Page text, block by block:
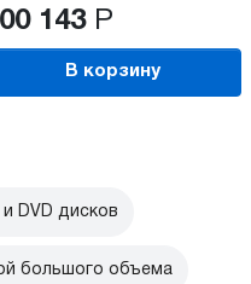
143 Р
В корзину
DVD дисков
большого объема